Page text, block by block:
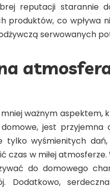
reputacji starannie
produktów, co wpływa
serwowanych
ważnym
jest przyjemna
tylko wyśmienitych
czas w miłej
do domowego
Dodatkowo,